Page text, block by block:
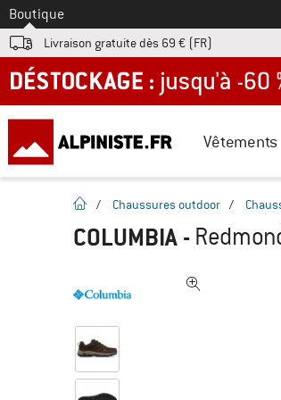
Vers le
Boutique
Livraison gratuite dès 69 € (FR)
DÉSTOCKAGE : jusqu'à -60 %
Vêtements
Page d'accueil
/ Chaussures outdoor /
COLUMBIA -